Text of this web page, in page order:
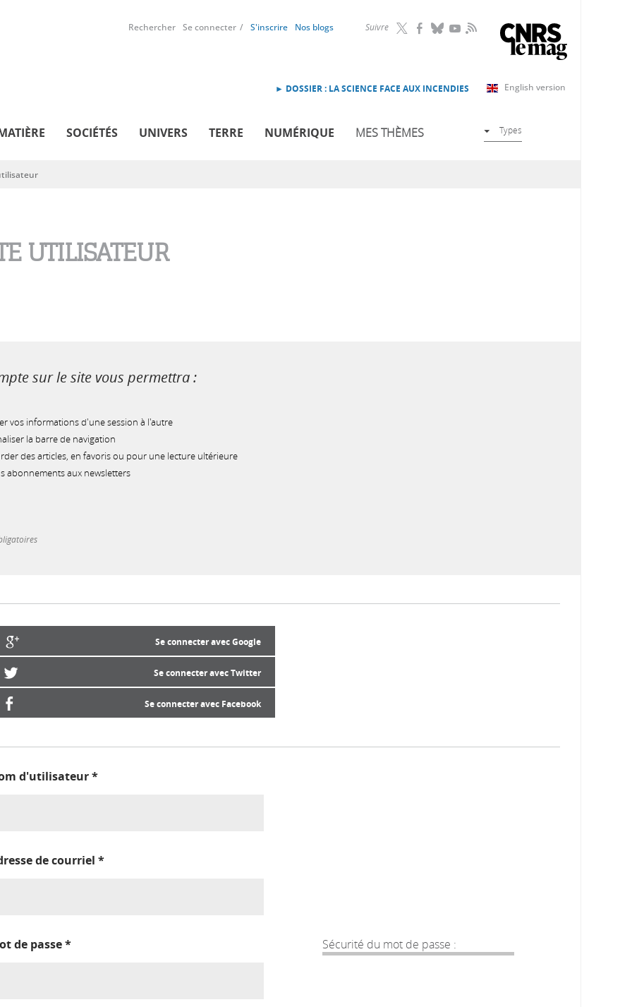
Suivre RSS
Rechercher Se connecter S'inscrire Nos blogs
English version
► DOSSIER : LA SCIENCE FACE AUX INCENDIES
SOCIÉTÉS UNIVERS TERRE NUMÉRIQUE MES THÈMES Types
UTILISATEUR
sur le site vous permettra :
vos informations d'une session à l'autre
la barre de navigation
des articles, en favoris ou pour une lecture ultérieure
abonnements aux newsletters
Se connecter avec Google
Se connecter avec Twitter
Se connecter avec Facebook
d'utilisateur*
de courriel *
Sécurité du mot de passe :
de passe*